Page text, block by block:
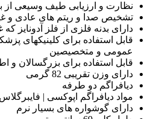
نظارت و ارزیابی طیف وسیعی از
تشخیص صدا و ریتم های عادی و
دارای بدنه فلزی از فلز آدونایز
قابل استفاده برای کلینیکهای
عمومی و متخصیصین
قابل استفاده برای بزرگسالان و
دارای وزن تقریبی 82 گرمی
دیافراگم دو طرفه
مواد دیافراگم اپوکسی | فایبرگلاس
دارای گوشواره های بسیار نرم